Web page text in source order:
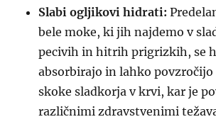
Slabi ogljikovi hidrati:
bele moke, ki jih najdemo v
pecivih in hitrih prigrizkih, se
absorbirajo in lahko povzročijo
skoke sladkorja v krvi, kar je
različnimi zdravstvenimi